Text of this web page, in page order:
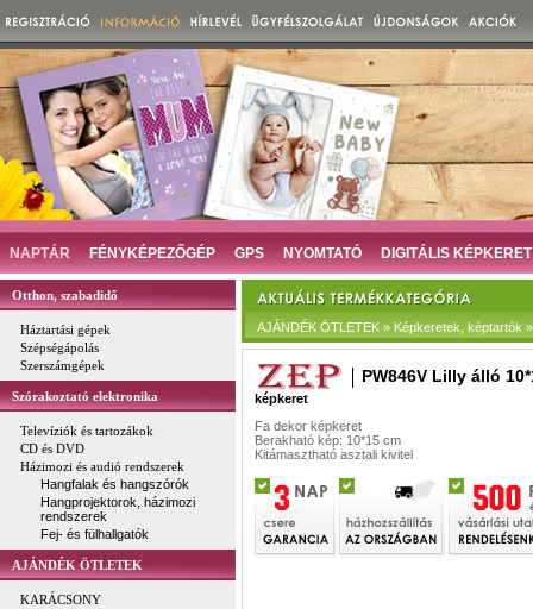
NAPTÁR FÉNYKÉPEZŐGÉP GPS NYOMTATÓ DIGITÁLIS KÉPKERET
Otthon, szabadidő
Háztartási gépek
Szépségápolás
Szerszámgépek
Szórakoztató elektronika
Televíziók és tartozákok
CD és DVD
Házimozi és audió rendszerek
Hangfalak és hangszórók
Hangprojektorok, házimozi
rendszerek
Fej- és fülhallgatók
AJÁNDÉK ÖTLETEK
KARÁCSONY
AJÁNDÉK ÖTLETEK » Képkeretek, képtartók
PW846V Lilly álló
képkeret
Fa dekor képkeret
Berakható kép: 10*15 cm
Kitámasztható asztali kivitel